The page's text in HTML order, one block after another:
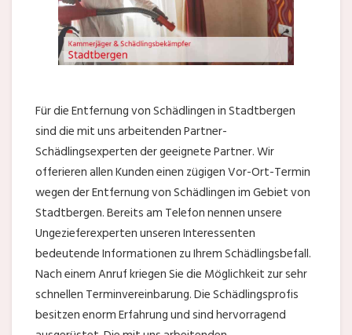
Für die Entfernung von Schädlingen in Stadtbergen
sind die mit uns arbeitenden Partner-
Schädlingsexperten der geeignete Partner. Wir
offerieren allen Kunden einen zügigen Vor-Ort-Termin
wegen der Entfernung von Schädlingen im Gebiet von
Stadtbergen. Bereits am Telefon nennen unsere
Ungezieferexperten unseren Interessenten
bedeutende Informationen zu Ihrem Schädlingsbefall.
Nach einem Anruf kriegen Sie die Möglichkeit zur sehr
schnellen Terminvereinbarung. Die Schädlingsprofis
besitzen enorm Erfahrung und sind hervorragend